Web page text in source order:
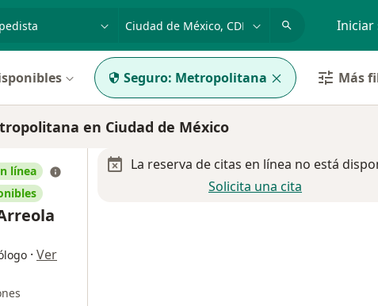
p. ej. Guadalajara Iniciar
Seguro: Metropolitana Más
en Ciudad de México
línea
· Ver
La reserva de citas en línea no está
Solicita una cita